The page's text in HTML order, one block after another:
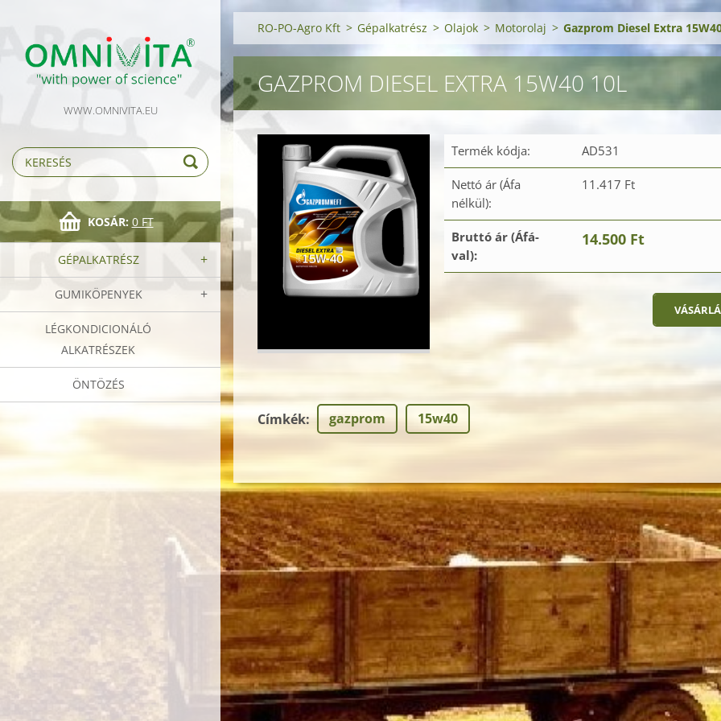
WWW.OMNIVITA.EU
KOSÁR: 0 FT
GÉPALKATRÉSZ
GUMIKÖPENYEK
LÉGKONDICIONÁLÓ
ALKATRÉSZEK
ÖNTÖZÉS
RO-PO-Agro Kft > Gépalkatrész > Olajok > Motorolaj > Gazprom Diesel Extra
GAZPROM DIESEL EXTRA 15W40 10L
Termék kódja: AD531
Nettó ár (Áfa
nélkül):
11.417 Ft
Bruttó ár (Áfá-
val):
14.500 Ft
Címkék: gazprom 15w40